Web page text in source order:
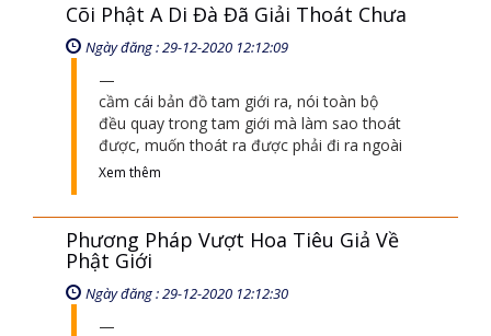
Cõi Phật A Di Đà Đã Giải Thoát Chưa
Ngày đăng : 29-12-2020 12:12:09
cầm cái bản đồ tam giới ra, nói toàn bộ
đều quay trong tam giới mà làm sao thoát
được, muốn thoát ra được phải đi ra ngoài
Xem thêm
Phương Pháp Vượt Hoa Tiêu Giả Về
Phật Giới
Ngày đăng : 29-12-2020 12:12:30